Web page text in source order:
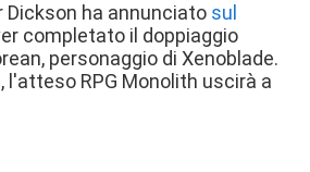
Dickson ha annunciato sul
completato il doppiaggio
personaggio di Xenoblade.
l'atteso RPG Monolith uscirà a